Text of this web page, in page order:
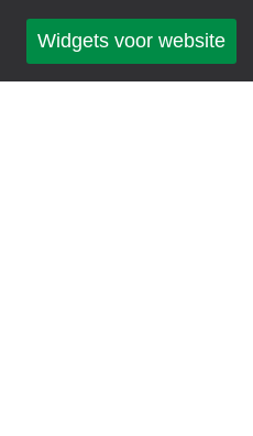
Widgets voor website